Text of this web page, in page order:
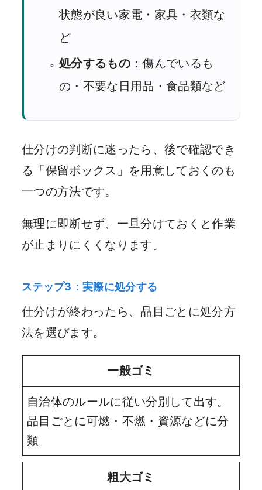
状態が良い家電・家具・衣類な
ど
処分するもの ：傷んでいるも
の・不要な日用品・食品類など
仕分けの判断に迷ったら、後で確認でき
る「保留ボックス」を用意しておくのも
一つの方法です。
無理に即断せず、一旦分けておくと作業
が止まりにくくなります。
ステップ3：実際に処分する
仕分けが終わったら、品目ごとに処分方
法を選びます。
一般ゴミ
自治体のルールに従い分別して出す。
品目ごとに可燃・不燃・資源などに分
類
粗大ゴミ